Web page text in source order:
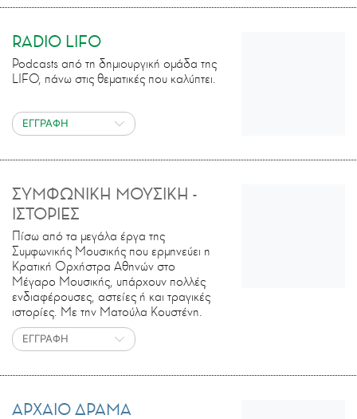
RADIO LIFO
Podcasts από τη δημιουργική ομάδα της
LIFO, πάνω στις θεματικές που καλύπτει.
ΕΓΓΡΑΦΗ
ΣΥΜΦΩΝΙΚΗ ΜΟΥΣΙΚΗ -
ΙΣΤΟΡΙΕΣ
Πίσω από τα μεγάλα έργα της
Συμφωνικής Μουσικής που ερμηνεύει η
Κρατική Ορχήστρα Αθηνών στο
Μέγαρο Μουσικής, υπάρχουν πολλές
ενδιαφέρουσες, αστείες ή και τραγικές
ιστορίες. Με την Ματούλα Κουστένη.
ΕΓΓΡΑΦΗ
ΑΡΧΑΙΟ ΔΡΑΜΑ